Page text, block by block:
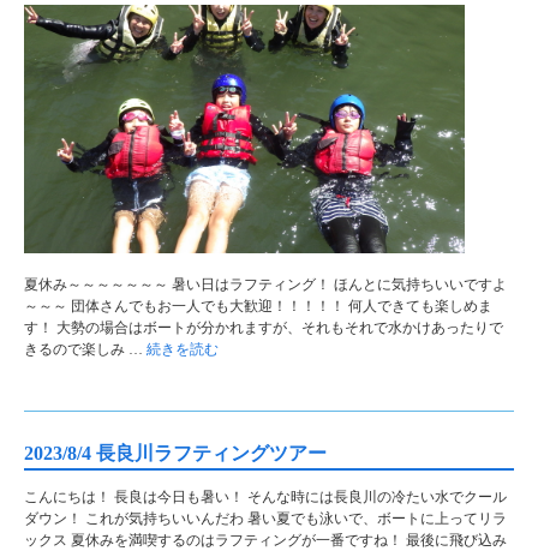
夏休み～～～～～～～ 暑い日はラフティング！ ほんとに気持ちいいですよ
～～～ 団体さんでもお一人でも大歓迎！！！！！ 何人できても楽しめま
す！ 大勢の場合はボートが分かれますが、それもそれで水かけあったりで
きるので楽しみ … 続きを読む
2023/8/4 長良川ラフティングツアー
こんにちは！ 長良は今日も暑い！ そんな時には長良川の冷たい水でクール
ダウン！ これが気持ちいいんだわ 暑い夏でも泳いで、ボートに上ってリラ
ックス 夏休みを満喫するのはラフティングが一番ですね！ 最後に飛び込み